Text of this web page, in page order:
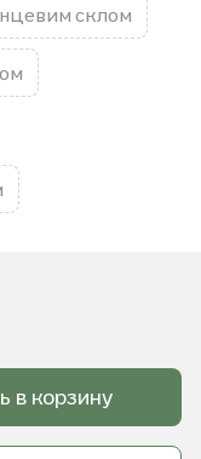
склом
в корзину